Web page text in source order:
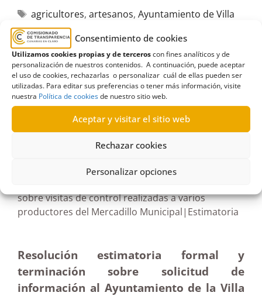
Consentimiento de cookies
Utilizamos cookies propias y de terceroscon fines analíticos y de
personalización de nuestros contenidos. A continuación, puede aceptar
el uso de cookies, rechazarlas o personalizar cuál de ellas pueden ser
utilizadas. Para editar sus preferencias o tener más información, visite
nuestra Política de cookiesde nuestro sitio web.
Aceptar y visitar el sitio web
Rechazar cookies
Personalizar opciones
agricultores, artesanos, Ayuntamiento de Villa
de Mazo,control
Informes,La Palma
visitas
R345/2024
sobre visitas de control realizadas a varios
productores del Mercadillo Municipal|Estimatoria
Resolución estimatoria formal y
terminación sobre solicitud de
información al Ayuntamiento de la Villa